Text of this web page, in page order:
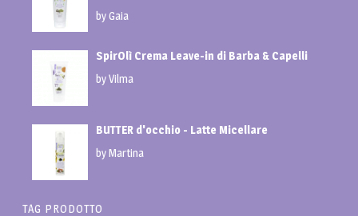
by Gaia
SpirOlì Crema Leave-in di Barba & Capelli
by Vilma
BUTTER d'occhio - Latte Micellare
by Martina
TAG PRODOTTO